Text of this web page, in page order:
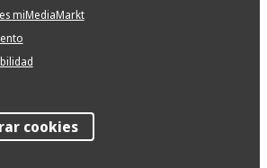
miMediaMarkt
cookies